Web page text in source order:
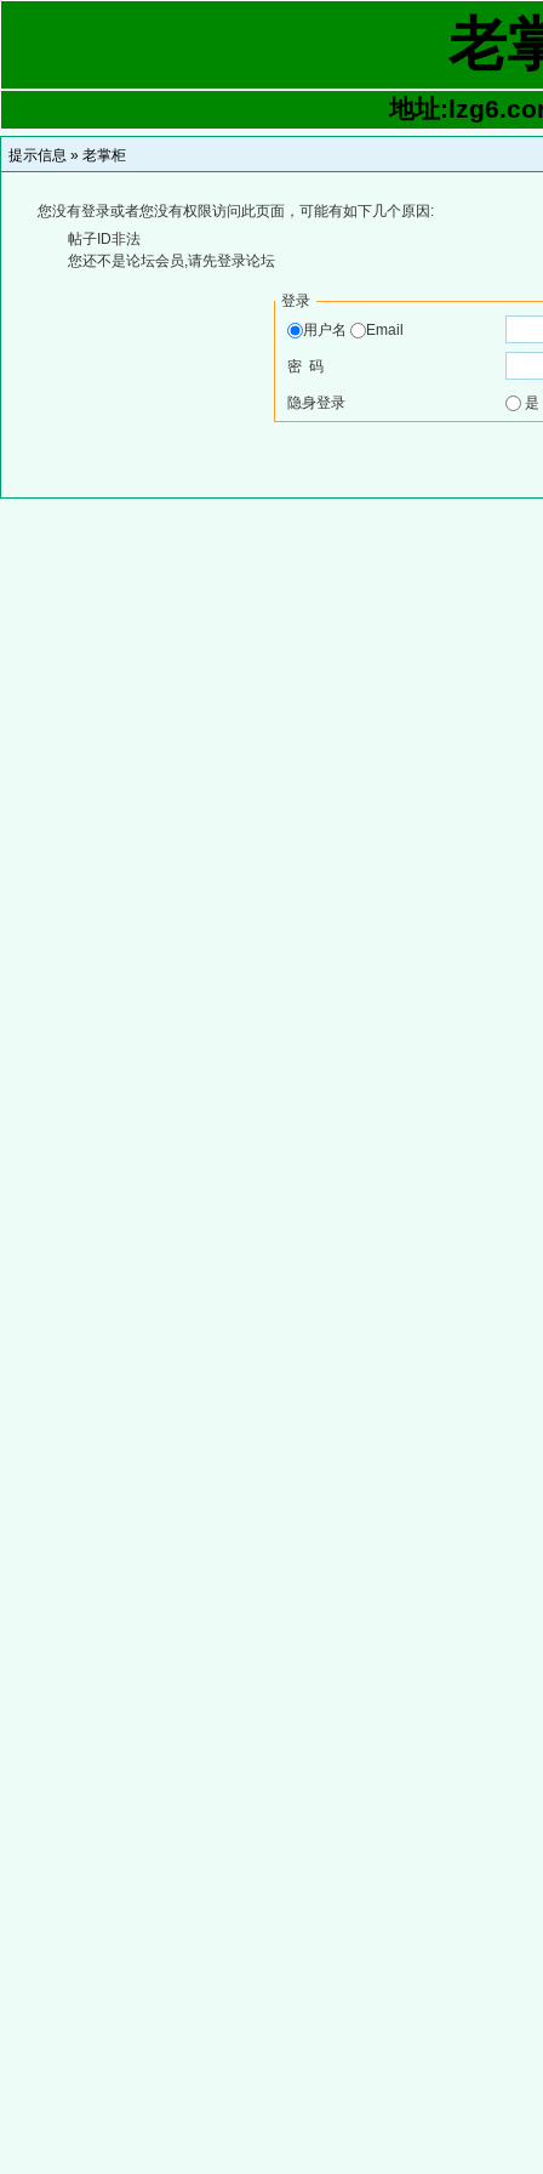
老
地址
提示信息 » 老掌柜
您没有登录或者您没有权限访问此页面，可能有如下几个原因:
帖子ID非法
您还不是论坛会员,请先登录论坛
登录
用户名
Email
密 码
隐身登录